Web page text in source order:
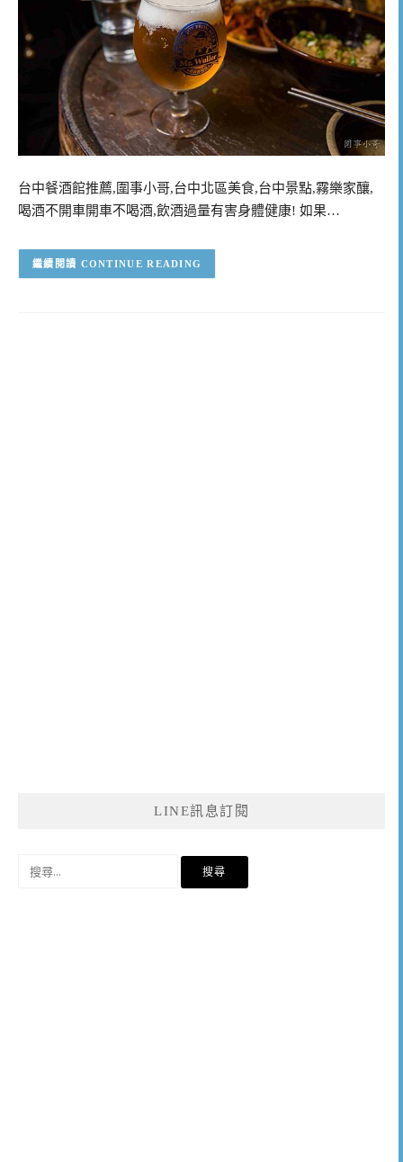
台中餐酒館推薦,圍事小哥,台中北區美食,台中景點,霧樂家釀,
喝酒不開車開車不喝酒,飲酒過量有害身體健康! 如果…
CONTINUE READING
LINE訊息訂閱